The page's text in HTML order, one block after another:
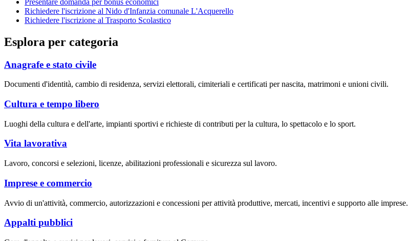
Richiedere l'iscrizione al Nido d'Infanzia comunale L'Acquerello
Richiedere l'iscrizione al Trasporto Scolastico
Esplora per categoria
Anagrafe e stato civile
Documenti d'identità, cambio di residenza, servizi elettorali, cimiteriali e certificati per nascita, matrimoni e unioni civili.
Cultura e tempo libero
Luoghi della cultura e dell'arte, impianti sportivi e richieste di contributi per la cultura, lo spettacolo e lo sport.
Vita lavorativa
Lavoro, concorsi e selezioni, licenze, abilitazioni professionali e sicurezza sul lavoro.
Imprese e commercio
Avvio di un'attività, commercio, autorizzazioni e concessioni per attività produttive, mercati, incentivi e supporto alle imprese.
Appalti pubblici